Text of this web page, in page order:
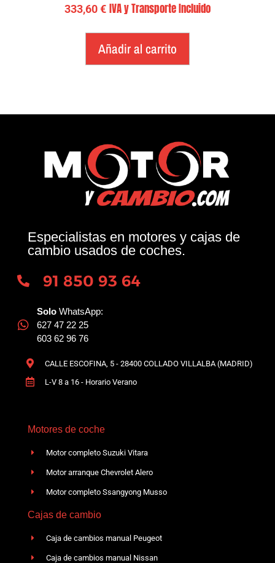
333,60€ IVA y Transporte Incluido
Añadir al carrito
Especialistas en motores y cajas de
cambio usados de coches.
91 850 93 64
Solo WhatsApp:
627 47 22 25
603 62 96 76
CALLE ESCOFINA, 5 - 28400 COLLADO VILLALBA (MADRID)
L-V 8 a 16 - Horario Verano
Motores de coche
Motor completo Suzuki Vitara
Motor arranque Chevrolet Alero
Motor completo Ssangyong Musso
Cajas de cambio
Caja de cambios manual Peugeot
Caja de cambios manual Nissan